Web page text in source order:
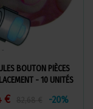
BOUTON PIÈCES
- 10 UNITÉS
€ -20%